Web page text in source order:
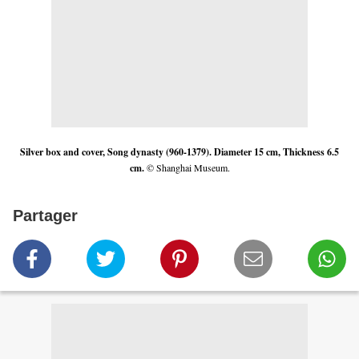
Silver box and cover, Song dynasty (960-1379). Diameter 15 cm, Thickness 6.5
cm.© Shanghai Museum.
Partager